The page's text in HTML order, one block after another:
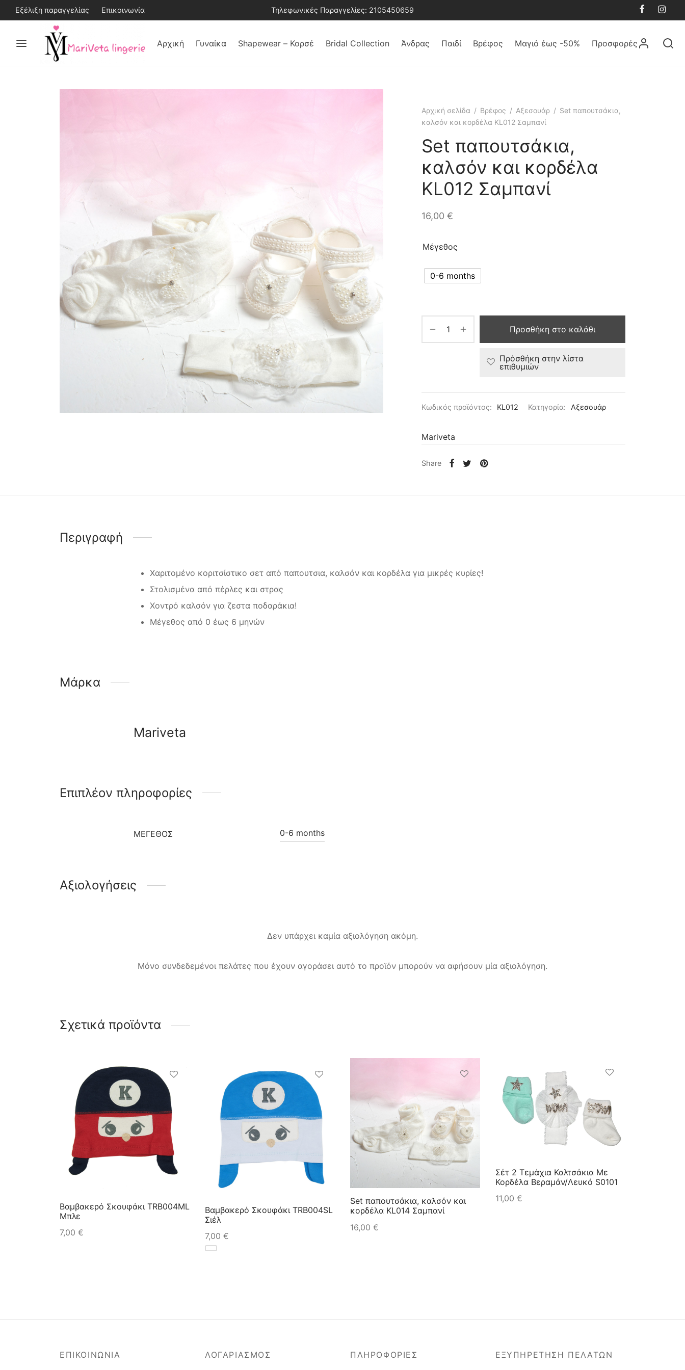
Εξέλιξη παραγγελίας Επικοινωνία Τηλεφωνικές Παραγγελίες: 2105450659
Αρχική Γυναίκα Shapewear – Κορσέ Bridal Collection Άνδρας Παιδί Βρέφος Μαγιό έως -50% Προσφορές
Αρχική σελίδα / Βρέφος / Αξεσουάρ / Set παπουτσάκια,
καλσόν και κορδέλα KL012 Σαμπανί
Set παπουτσάκια,
καλσόν και κορδέλα
KL012 Σαμπανί
16,00 €
Μέγεθος
0-6 months
Προσθήκη στο καλάθι
Πρόσθήκη στην λίστα
επιθυμιών
Κωδικός προϊόντος: KL012 Κατηγορία: Αξεσουάρ
Mariveta
Share
Περιγραφή
Χαριτομένο κοριτσίστικο σετ από παπουτσια, καλσόν και κορδέλα για μικρές κυρίες!
Στολισμένα από πέρλες και στρας
Χοντρό καλσόν για ζεστα ποδαράκια!
Μέγεθος από 0 έως 6 μηνών
Μάρκα
Mariveta
Επιπλέον πληροφορίες
ΜΈΓΕΘΟΣ 0-6 months
Αξιολογήσεις
Δεν υπάρχει καμία αξιολόγηση ακόμη.
Μόνο συνδεδεμένοι πελάτες που έχουν αγοράσει αυτό το προϊόν μπορούν να αφήσουν μία αξιολόγηση.
Σχετικά προϊόντα
Βαμβακερό Σκουφάκι TRB004ML
Μπλε
7,00 €
Βαμβακερό Σκουφάκι TRB004SL
Σιέλ
7,00 €
Set παπουτσάκια, καλσόν και
κορδέλα KL014 Σαμπανί
16,00 €
Σέτ 2 Τεμάχια Καλτσάκια Με
Κορδέλα Βεραμάν/Λευκό S0101
11,00 €
ΕΠΙΚΟΙΝΩΝΙΑ ΛΟΓΑΡΙΑΣΜΟΣ ΠΛΗΡΟΦΟΡΙΕΣ ΕΞΥΠΗΡΕΤΗΣΗ ΠΕΛΑΤΩΝ